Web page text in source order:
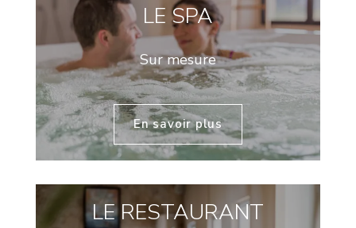
LE SPA
Sur mesure
En savoir plus
LE RESTAURANT